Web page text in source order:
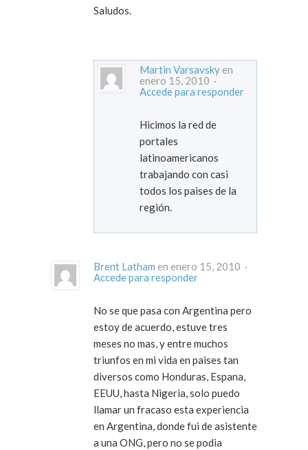
Saludos.
Martin Varsavsky en
enero 15, 2010 ·
Accede para responder
Hicimos la red de
portales
latinoamericanos
trabajando con casi
todos los paises de la
región.
Brent Latham
en enero 15, 2010 ·
Accede para responder
No se que pasa con Argentina pero
estoy de acuerdo, estuve tres
meses no mas, y entre muchos
triunfos en mi vida en paises tan
diversos como Honduras, Espana,
EEUU, hasta Nigeria, solo puedo
llamar un fracaso esta experiencia
en Argentina, donde fui de asistente
a una ONG, pero no se podia